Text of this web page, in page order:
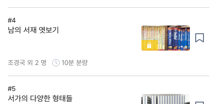
#4
남의 서재 엿보기
조경국 외 2 명 10분 분량
#5
서가의 다양한 형태들